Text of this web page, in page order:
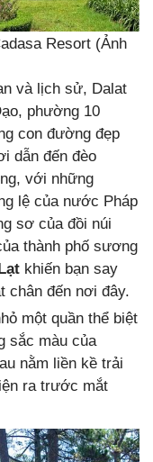
Resort (Ảnh
và lịch sử, Dalat
phường 10
con đường đẹp
dẫn đến đèo
với những
lệ của nước Pháp
sơ của đồi núi
thành phố sương
khiến bạn say
chân đến nơi đây.
một quần thể biệt
sắc màu của
nằm liền kề trải
ra trước mắt